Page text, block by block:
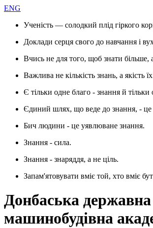
ENG
Ученість — солодкий плід гіркого
Доклади серця свого до навчання і
Вчись не для того, щоб знати більше,
Важлива не кількість знань, а якість
Є тільки одне благо - знання й тільки
Єдиний шлях, що веде до знання, - це
Бич людини - це уявлюване знання.
Знання - сила.
Знання - знаряддя, а не ціль.
Запам'ятовувати вміє той, хто вміє
Донбаська державна
машинобудівна